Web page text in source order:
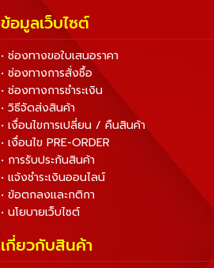
ข้อมูลเว็บไซต์
• ช่องทางขอใบเสนอราคา
• ช่องทางการสั่งซื้อ
• ช่องทางการชำระเงิน
• วิธีจัดส่งสินค้า
• เงื่อนไขการเปลี่ยน / คืนสินค้า
• เงื่อนไข PRE-ORDER
• การรับประกันสินค้า
• แจ้งชำระเงินออนไลน์
• ข้อตกลงและกติกา
• นโยบายเว็บไซต์
เกี่ยวกับสินค้า